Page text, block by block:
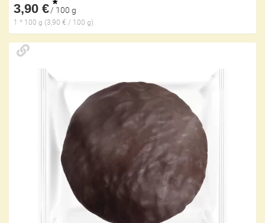
3,90 € *
/ 100 g
1 * 100 g (3,90 € / 100 g)